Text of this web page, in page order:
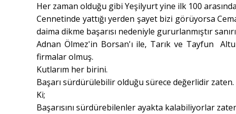
Her zaman olduğu gibi Yeşilyurt yine ilk 100
Cennetinde yattığı yerden şayet bizi görüyorsa
daima dikme başarısı nedeniyle gururlanmıştır
Adnan Ölmez'in Borsan'ı ile, Tarık ve Tayfun
firmalar olmuş.
Kutlarım her birini.
Başarı sürdürülebilir olduğu sürece değerlidir zaten.
Ki;
Başarısını sürdürebilenler ayakta kalabiliyorlar